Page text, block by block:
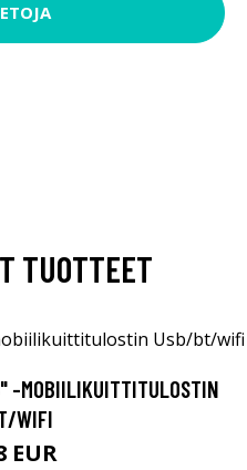
TUOTTEET
-MOBIILIKUITTITULOSTIN
WIFI
EUR